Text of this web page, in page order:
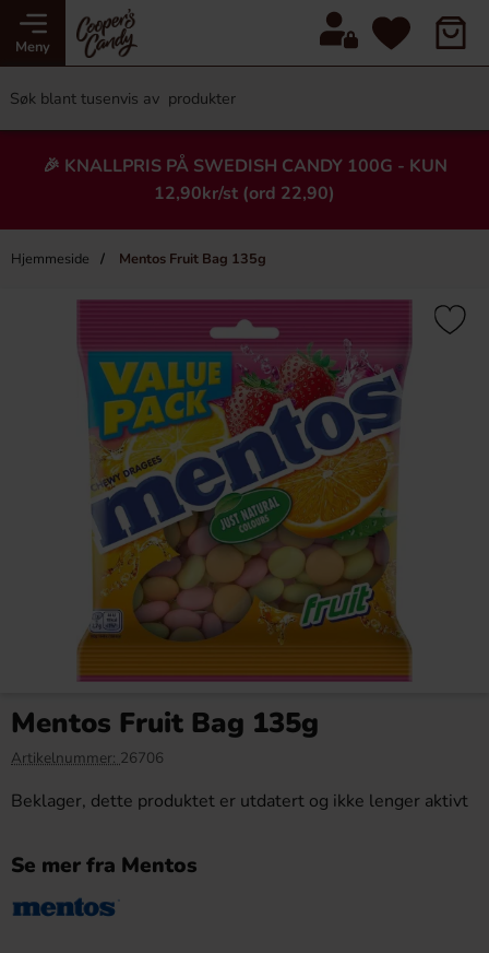
Meny
🎉 KNALLPRIS PÅ SWEDISH CANDY 100G - KUN
12,90kr/st (ord 22,90)
Hjemmeside Mentos Fruit Bag 135g
Heading
×
40g(BF:2026-07-31)
Köp Köp
Mentos Fruit Bag 135g
Artikelnummer: 26706
Beklager, dette produktet er utdatert og ikke lenger aktivt
Se mer fra Mentos